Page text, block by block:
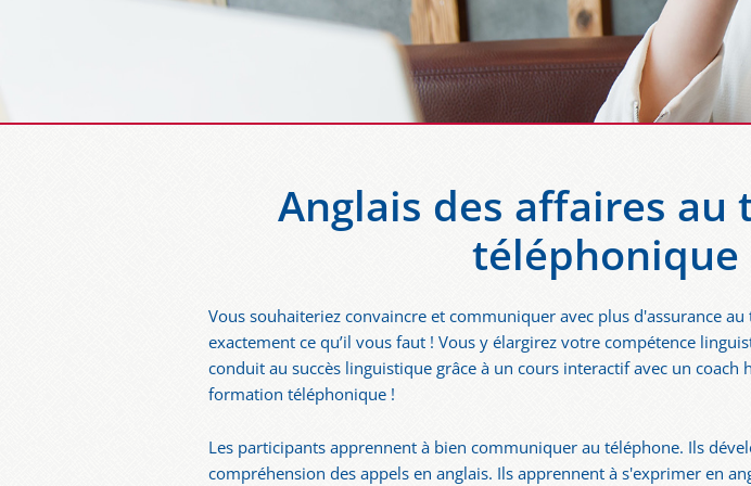
Anglais des affaires
Vous souhaiteriez convaincre et communiquer avec plus d'assurance
exactement ce qu’il vous faut ! Vous y élargirez votre compétence
conduit au succès linguistique grâce à un cours interactif avec un
formation téléphonique !
Les participants apprennent à bien communiquer au téléphone. Ils
compréhension des appels en anglais. Ils apprennent à s'exprimer en